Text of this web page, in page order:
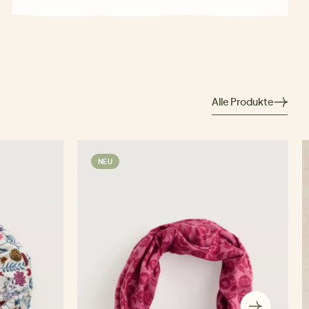
Alle Produkte
NEU